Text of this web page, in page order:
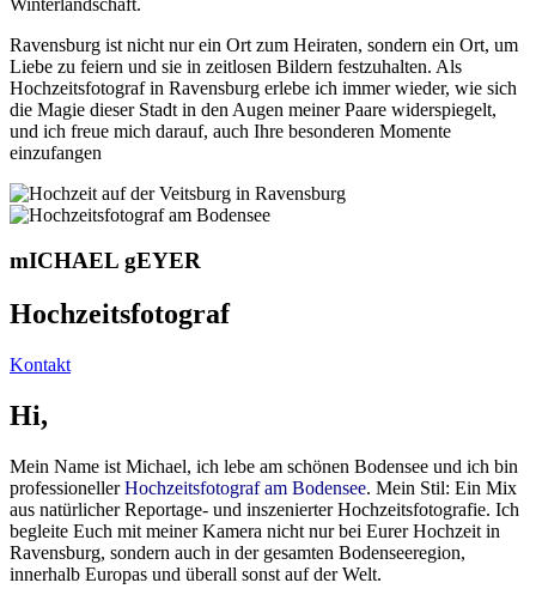
Ravensburg ist nicht nur ein Ort zum Heiraten, sondern ein Ort, um
Liebe zu feiern und sie in zeitlosen Bildern festzuhalten. Als
Hochzeitsfotograf in Ravensburg erlebe ich immer wieder, wie sich
die Magie dieser Stadt in den Augen meiner Paare widerspiegelt,
und ich freue mich darauf, auch Ihre besonderen Momente
einzufangen
mICHAEL gEYER
Hochzeitsfotograf
Kontakt
Hi,
Mein Name ist Michael, ich lebe am schönen Bodensee und ich bin
professionellerHochzeitsfotograf am Bodensee. Mein Stil: Ein Mix
aus natürlicher Reportage- und inszenierter Hochzeitsfotografie. Ich
begleite Euch mit meiner Kamera nicht nur bei Eurer Hochzeit in
Ravensburg, sondern auch in der gesamten Bodenseeregion,
innerhalb Europas und überall sonst auf der Welt.